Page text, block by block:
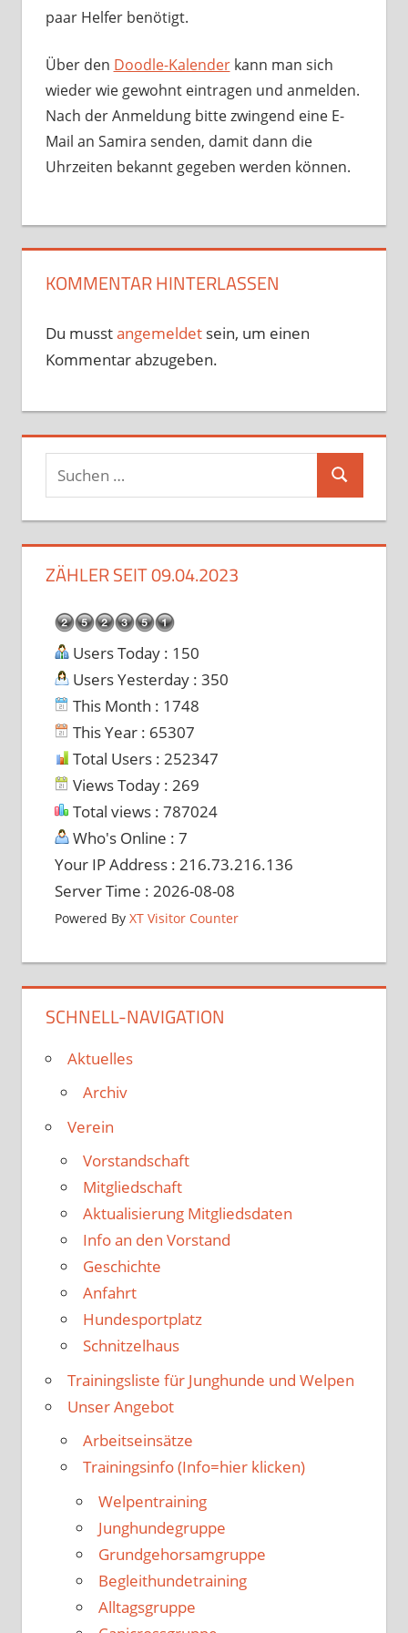
paar Helfer benötigt.
Über den Doodle-Kalenderkann man sich
wieder wie gewohnt eintragen und anmelden.
Nach der Anmeldung bitte zwingend eine E-
Mail an Samira senden, damit dann die
Uhrzeiten bekannt gegeben werden können.
KOMMENTAR HINTERLASSEN
Du musstangemeldetsein, um einen
Kommentar abzugeben.
Suchen
nach:
Suchen
ZÄHLER SEIT 09.04.2023
Users Today : 150
Users Yesterday : 350
This Month : 1748
This Year : 65307
Total Users : 252347
Views Today : 269
Total views : 787024
Who's Online : 7
Your IP Address : 216.73.216.136
Server Time : 2026-08-08
Powered By XT Visitor Counter
SCHNELL-NAVIGATION
Aktuelles
Archiv
Verein
Vorstandschaft
Mitgliedschaft
Aktualisierung Mitgliedsdaten
Info an den Vorstand
Geschichte
Anfahrt
Hundesportplatz
Schnitzelhaus
Trainingsliste für Junghunde und Welpen
Unser Angebot
Arbeitseinsätze
Trainingsinfo (Info=hier klicken)
Welpentraining
Junghundegruppe
Grundgehorsamgruppe
Begleithundetraining
Alltagsgruppe